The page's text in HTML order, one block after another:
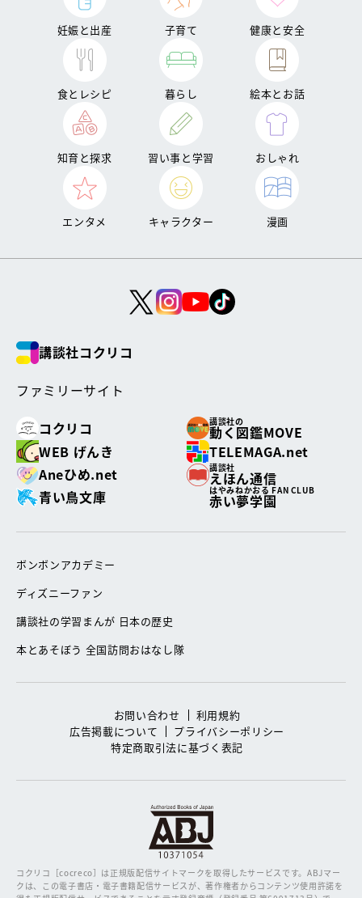
妊娠と出産 子育て 健康と安全
食とレシピ 暮らし 絵本とお話
知育と探求 習い事と学習 おしゃれ
エンタメ キャラクター 漫画
講談社コクリコ
ファミリーサイト
コクリコ
講談社の
動く図鑑MOVE
WEB げんき
TELEMAGA.net
Aneひめ.net
講談社
えほん通信
青い鳥文庫
はやみねかおる FAN CLUB
赤い夢学園
ボンボンアカデミー
ディズニーファン
講談社の学習まんが 日本の歴史
本とあそぼう 全国訪問おはなし隊
お問い合わせ
利用規約
広告掲載について
プライバシーポリシー
特定商取引法に基づく表記
コクリコ［cocreco］は正規版配信サイトマークを取得したサービスです。ABJマー
クは、この電子書店・電子書籍配信サービスが、著作権者からコンテンツ使用許諾を